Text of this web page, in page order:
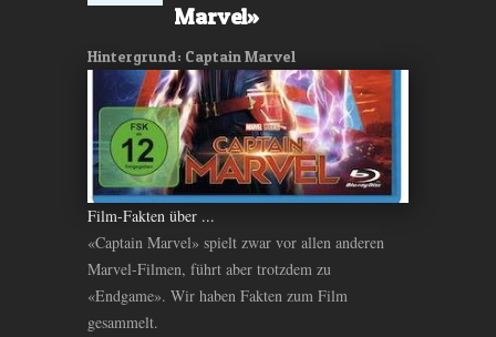
Marvel»
Hintergrund: Captain Marvel
Film-Fakten über ...
«Captain Marvel» spielt zwar vor allen anderen
Marvel-Filmen, führt aber trotzdem zu
«Endgame». Wir haben Fakten zum Film
gesammelt.